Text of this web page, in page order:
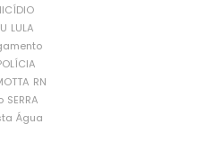
LULA
RN
SERRA
Água